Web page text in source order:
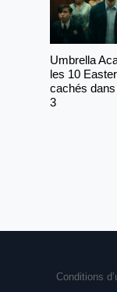
Umbrella
les 10
cachés
3
Conditions